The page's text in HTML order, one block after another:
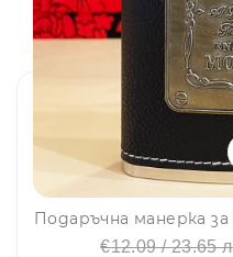
€12.09 / 23.65